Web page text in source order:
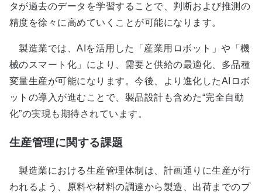
タが過去のデータを学習することで、判断および推測の
精度を徐々に高めていくことが可能になります。
製造業では、AIを活用した「産業用ロボット」や「機
械のスマート化」により、需要と供給の最適化、多品種
変量生産が可能になります。今後、より進化したAIロボ
ットの導入が進むことで、製品設計も含めた“完全自動
化”の実現も期待されています。
生産管理に関する課題
製造業における生産管理体制は、計画通りに生産が行
われるよう、原料や材料の調達から製造、出荷までのプ